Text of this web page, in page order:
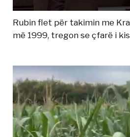
Rubin flet për takimin me
më 1999, tregon se çfarë i